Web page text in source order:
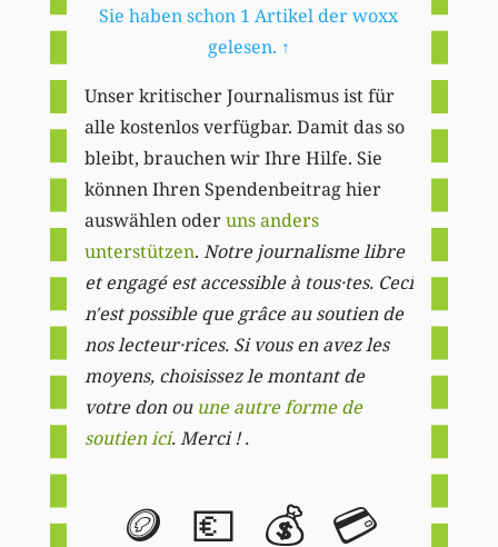
Sie haben schon 1 Artikel der woxx
gelesen. ↑
Unser kritischer Journalismus ist für
alle kostenlos verfügbar. Damit das so
bleibt, brauchen wir Ihre Hilfe. Sie
können Ihren Spendenbeitrag hier
auswählen oderuns anders
unterstützen. Notre journalisme libre
et engagé est accessible à tous·tes. Ceci
n'est possible que grâce au soutien de
nos lecteur·rices. Si vous en avez les
moyens, choisissez le montant de
votre don ou une autre forme de
soutien ici. Merci ! .
🪙 💶 💰 💳